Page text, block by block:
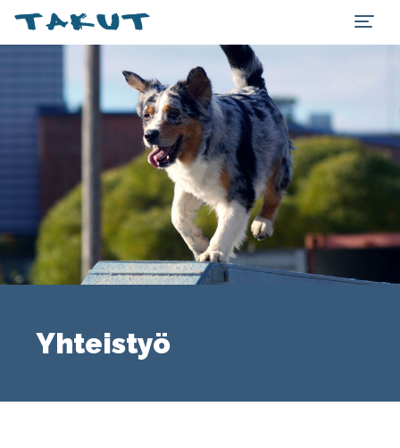
Yhteistyö